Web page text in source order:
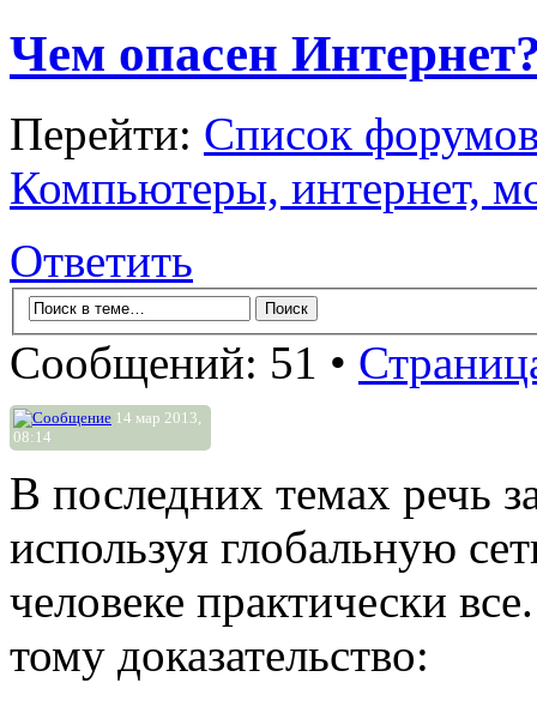
Чем опасен
Перейти: Список
Компьютеры, интернет,
Ответить
Сообщений: 51 •
14 мар 2013,
08:14
В последних темах речь
используя глобальную
человеке практически
тому доказательство: